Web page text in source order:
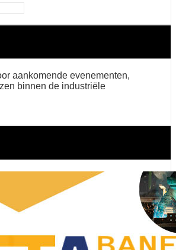
aankomende evenementen,
binnen de industriële